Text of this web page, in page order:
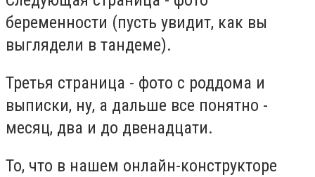
беременности (пусть увидит, как вы
выглядели в тандеме).
Третья страница - фото с роддома и
выписки, ну, а дальше все понятно -
месяц, два и до двенадцати.
То, что в нашем онлайн-конструкторе